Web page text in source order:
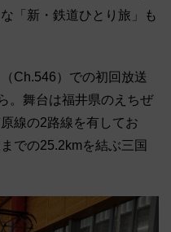
「新・鉄道ひとり旅」も
Ch.546）での初回放送
。舞台は福井県のえちぜ
線の2路線を有してお
での25.2kmを結ぶ三国